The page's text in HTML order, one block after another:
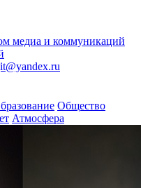
медиа и коммуникаций
Общество
Атмосфера